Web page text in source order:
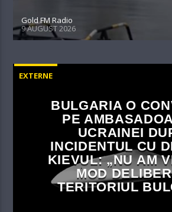
Gold FM Radio
9 AUGUST 2026
EXTERNE
BULGARIA O
PE
UCRAINEI
INCIDENTUL CU
KIEVUL: „NU AM
MOD
TERITORIUL